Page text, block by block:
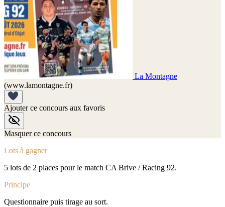
La Montagne
(www.lamontagne.fr)
Ajouter ce concours aux favoris
Masquer ce concours
Lots à gagner
5 lots de 2 places pour le match CA Brive / Racing 92.
Principe
Questionnaire puis tirage au sort.